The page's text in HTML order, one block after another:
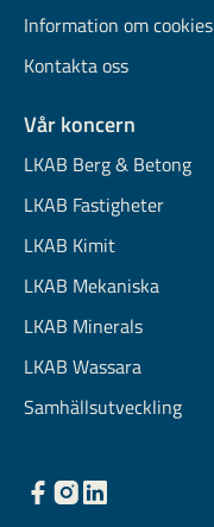
Information om cookies
Kontakta oss
Vår koncern
LKAB Berg & Betong
LKAB Fastigheter
LKAB Kimit
LKAB Mekaniska
LKAB Minerals
LKAB Wassara
Samhällsutveckling